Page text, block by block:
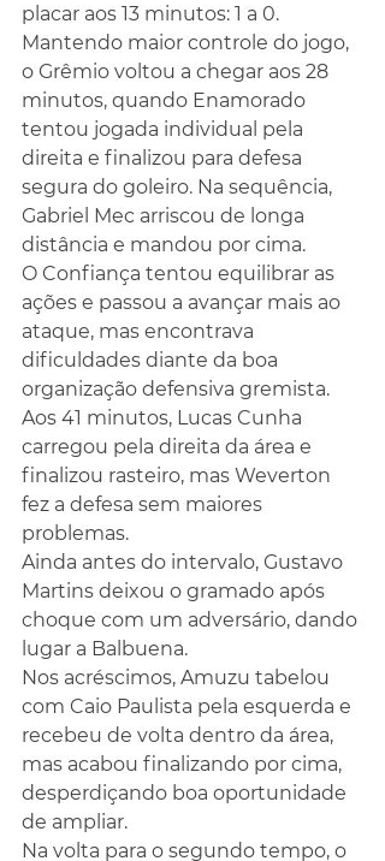
placar aos 13 minutos: 1 a 0.
Mantendo maior controle do jogo,
o Grêmio voltou a chegar aos 28
minutos, quando Enamorado
tentou jogada individual pela
direita e finalizou para defesa
segura do goleiro. Na sequência,
Gabriel Mec arriscou de longa
distância e mandou por cima.
O Confiança tentou equilibrar as
ações e passou a avançar mais ao
ataque, mas encontrava
dificuldades diante da boa
organização defensiva gremista.
Aos 41 minutos, Lucas Cunha
carregou pela direita da área e
finalizou rasteiro, mas Weverton
fez a defesa sem maiores
problemas.
Ainda antes do intervalo, Gustavo
Martins deixou o gramado após
choque com um adversário, dando
lugar a Balbuena.
Nos acréscimos, Amuzu tabelou
com Caio Paulista pela esquerda e
recebeu de volta dentro da área,
mas acabou finalizando por cima,
desperdiçando boa oportunidade
de ampliar.
Na volta para o segundo tempo, o